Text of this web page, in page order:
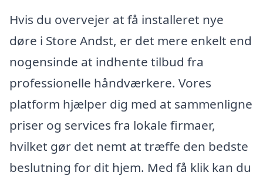
Hvis du overvejer at få installeret nye
døre i Store Andst, er det mere enkelt end
nogensinde at indhente tilbud fra
professionelle håndværkere. Vores
platform hjælper dig med at sammenligne
priser og services fra lokale firmaer,
hvilket gør det nemt at træffe den bedste
beslutning for dit hjem. Med få klik kan du